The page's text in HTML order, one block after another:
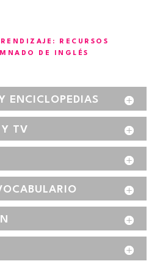
RECURSOS
DE INGLÉS
ENCICLOPEDIAS
Y TV